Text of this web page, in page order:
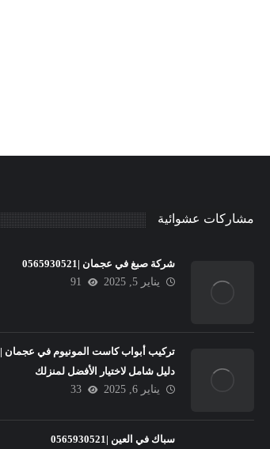
مشاركات عشوائية
شركة صبغ في عجمان |0565930521
يناير 5, 2025
91
تركيب أبواب كاست المونيوم في عجمان |
دليل شامل لاختيار الأفضل لمنزلك
يناير 6, 2025
33
سباك في العين |0565930521